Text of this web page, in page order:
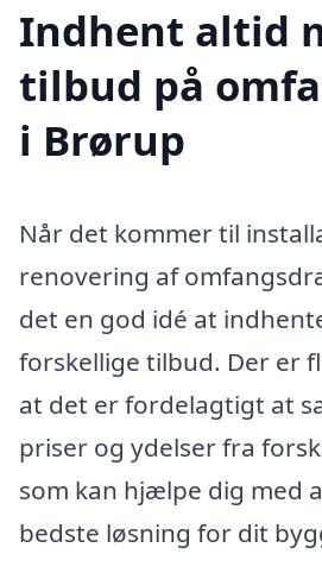
Indhent altid
tilbud på
i Brørup
Når det kommer til
renovering af
det en god idé at
forskellige tilbud. Der er
at det er fordelagtigt at
priser og ydelser fra
som kan hjælpe dig med
bedste løsning for dit